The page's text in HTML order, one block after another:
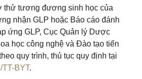
thử tương đương sinh học của
nhận GLP hoặc Báo cáo đánh
ứng GLP, Cục Quản lý Dược
học công nghệ và Đào tạo tiến
quy trình, thủ tục quy định tại
TT-BYT.